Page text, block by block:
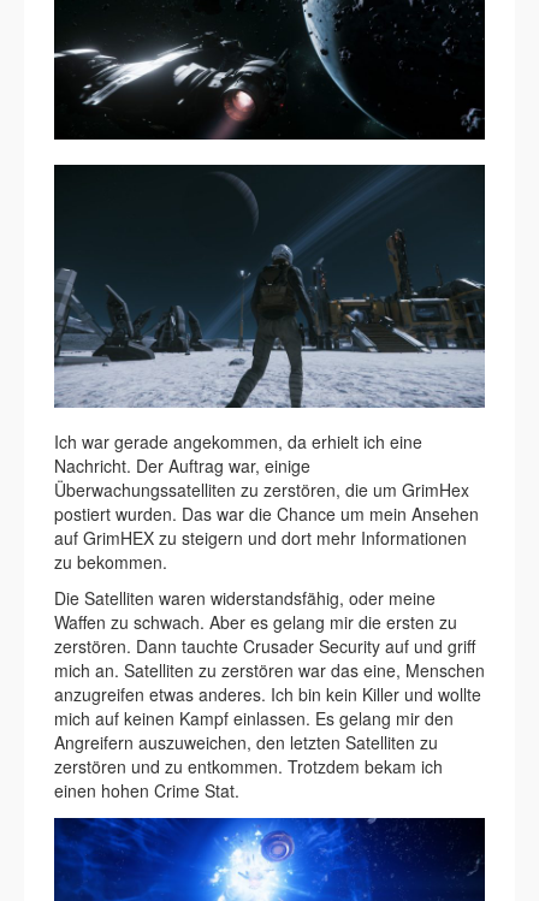
Ich war gerade angekommen, da erhielt ich eine
Nachricht. Der Auftrag war, einige
Überwachungssatelliten zu zerstören, die um GrimHex
postiert wurden. Das war die Chance um mein Ansehen
auf GrimHEX zu steigern und dort mehr Informationen
zu bekommen.
Die Satelliten waren widerstandsfähig, oder meine
Waffen zu schwach. Aber es gelang mir die ersten zu
zerstören. Dann tauchte Crusader Security auf und griff
mich an. Satelliten zu zerstören war das eine, Menschen
anzugreifen etwas anderes. Ich bin kein Killer und wollte
mich auf keinen Kampf einlassen. Es gelang mir den
Angreifern auszuweichen, den letzten Satelliten zu
zerstören und zu entkommen. Trotzdem bekam ich
einen hohen Crime Stat.